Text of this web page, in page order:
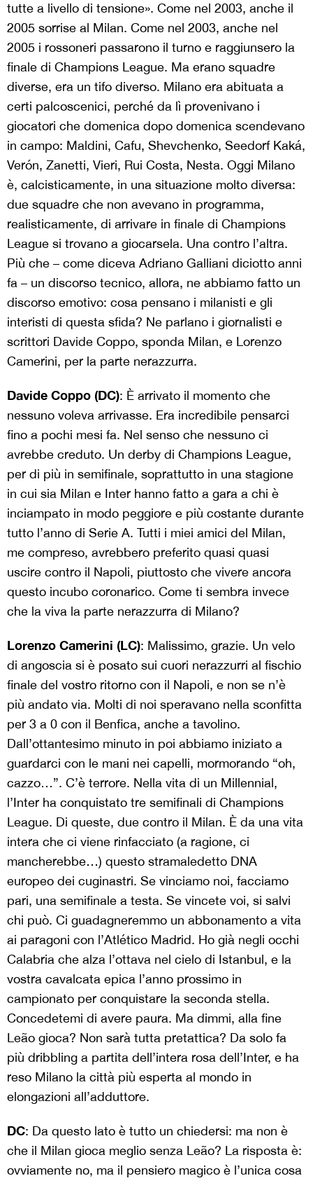
tutte a livello di tensione». Come nel 2003, anche il
2005 sorrise al Milan. Come nel 2003, anche nel
2005 i rossoneri passarono il turno e raggiunsero la
finale di Champions League. Ma erano squadre
diverse, era un tifo diverso. Milano era abituata a
certi palcoscenici, perché da lì provenivano i
giocatori che domenica dopo domenica scendevano
in campo: Maldini, Cafu, Shevchenko, Seedorf Kaká,
Verón, Zanetti, Vieri, Rui Costa, Nesta. Oggi Milano
è, calcisticamente, in una situazione molto diversa:
due squadre che non avevano in programma,
realisticamente, di arrivare in finale di Champions
League si trovano a giocarsela. Una contro l’altra.
Più che – come diceva Adriano Galliani diciotto anni
fa – un discorso tecnico, allora, ne abbiamo fatto un
discorso emotivo: cosa pensano i milanisti e gli
interisti di questa sfida? Ne parlano i giornalisti e
scrittori Davide Coppo, sponda Milan, e Lorenzo
Camerini, per la parte nerazzurra.
Davide Coppo (DC): È arrivato il momento che
nessuno voleva arrivasse. Era incredibile pensarci
fino a pochi mesi fa. Nel senso che nessuno ci
avrebbe creduto. Un derby di Champions League,
per di più in semifinale, soprattutto in una stagione
in cui sia Milan e Inter hanno fatto a gara a chi è
inciampato in modo peggiore e più costante durante
tutto l’anno di Serie A. Tutti i miei amici del Milan,
me compreso, avrebbero preferito quasi quasi
uscire contro il Napoli, piuttosto che vivere ancora
questo incubo coronarico. Come ti sembra invece
che la viva la parte nerazzurra di Milano?
Lorenzo Camerini (LC): Malissimo, grazie. Un velo
di angoscia si è posato sui cuori nerazzurri al fischio
finale del vostro ritorno con il Napoli, e non se n’è
più andato via. Molti di noi speravano nella sconfitta
per 3 a 0 con il Benfica, anche a tavolino.
Dall’ottantesimo minuto in poi abbiamo iniziato a
guardarci con le mani nei capelli, mormorando “oh,
cazzo…”. C’è terrore. Nella vita di un Millennial,
l’Inter ha conquistato tre semifinali di Champions
League. Di queste, due contro il Milan. È da una vita
intera che ci viene rinfacciato (a ragione, ci
mancherebbe…) questo stramaledetto DNA
europeo dei cuginastri. Se vinciamo noi, facciamo
pari, una semifinale a testa. Se vincete voi, si salvi
chi può. Ci guadagneremmo un abbonamento a vita
ai paragoni con l’Atlético Madrid. Ho già negli occhi
Calabria che alza l’ottava nel cielo di Istanbul, e la
vostra cavalcata epica l’anno prossimo in
campionato per conquistare la seconda stella.
Concedetemi di avere paura. Ma dimmi, alla fine
Leão gioca? Non sarà tutta pretattica? Da solo fa
più dribbling a partita dell’intera rosa dell’Inter, e ha
reso Milano la città più esperta al mondo in
elongazioni all’adduttore.
DC: Da questo lato è tutto un chiedersi: ma non è
che il Milan gioca meglio senza Leão? La risposta è:
ovviamente no, ma il pensiero magico è l’unica cosa